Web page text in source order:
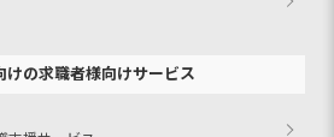
けの求職者様向けサービス